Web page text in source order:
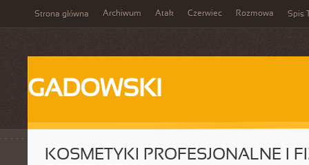
Strona główna Archiwum Atak Czerwiec Rozmowa Spis
GADOWSKI
KOSMETYKI PROFESJONALNE I